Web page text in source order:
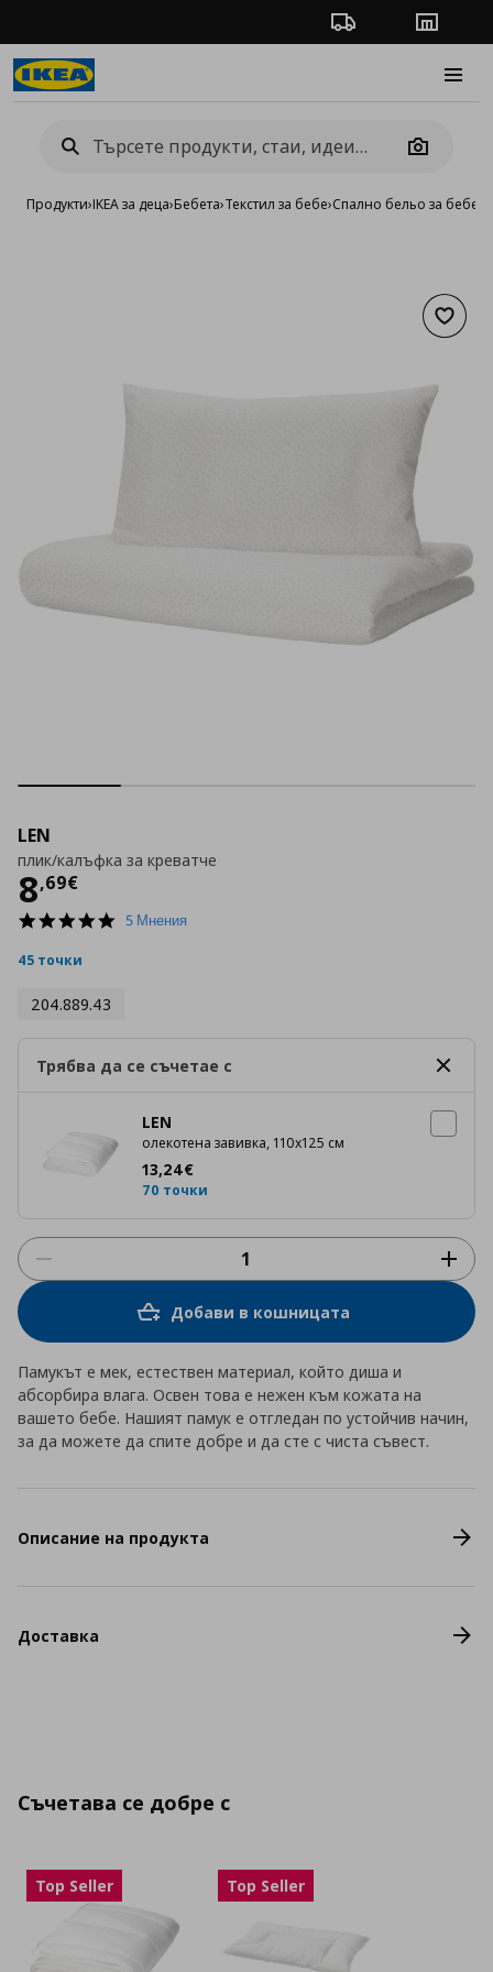
Проследяване на
Camera
Продукти›IKEA за деца›Бебета›Текстил за бебе›Спално бельо за бебета
LEN
плик/калъфка за креватче
8,69€
Цена
5.0
5 Мнения
45 точки
204.889.43
Трябва да се съчетае с
LEN
oлекотена завивка, 110x125 см
13,24€
Цена13,24 €
70 точки
Добави в кошницата
Памукът е мек, естествен материал, който диша и
абсорбира влага. Освен това е нежен към кожата на
вашето бебе. Нашият памук е отгледан по устойчив начин,
за да можете да спите добре и да сте с чиста съвест.
Описание на продукта
Доставка
Съчетава се добре с
Top Seller Top Seller